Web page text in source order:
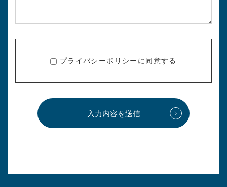
プライバシーポリシー に同意する
入力内容を送信